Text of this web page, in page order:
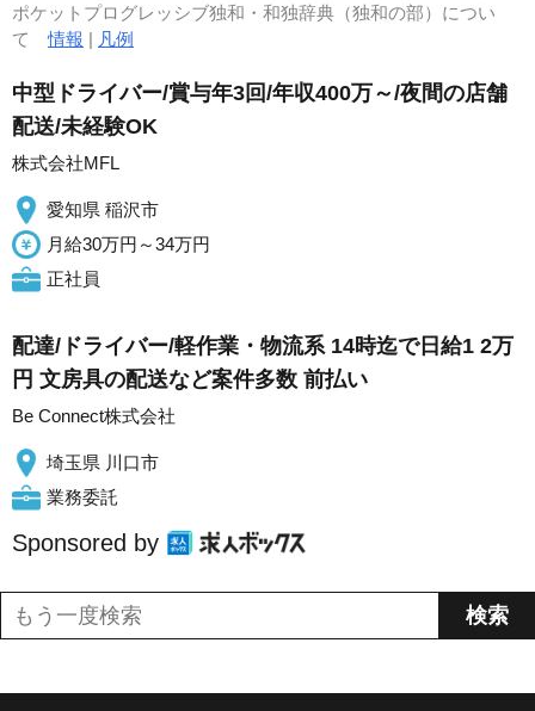
ポケットプログレッシブ独和・和独辞典（独和の部）につい
て情報 | 凡例
中型ドライバー/賞与年3回/年収400万～/夜間の店舗
配送/未経験OK
株式会社MFL
愛知県 稲沢市
月給30万円～34万円
正社員
配達/ドライバー/軽作業・物流系 14時迄で日給1 2万
円 文房具の配送など案件多数 前払い
Be Connect株式会社
埼玉県 川口市
業務委託
Sponsored by